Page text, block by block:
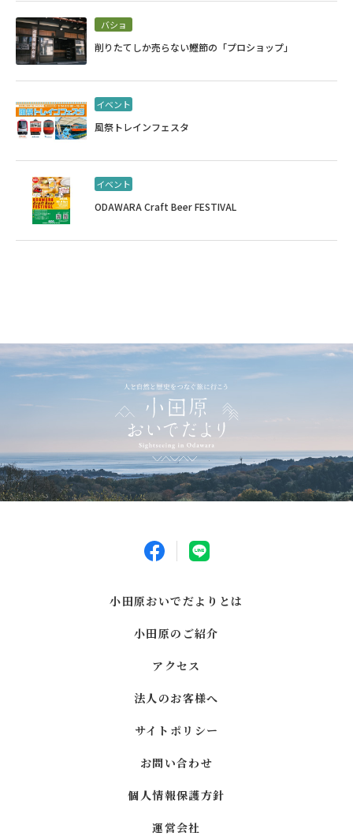
バショ
削りたてしか売らない鰹節の「プロショップ」
イベント
風祭トレインフェスタ
イベント
ODAWARA Craft Beer FESTIVAL
小田原おいでだよりとは
小田原のご紹介
アクセス
法人のお客様へ
サイトポリシー
お問い合わせ
個人情報保護方針
運営会社